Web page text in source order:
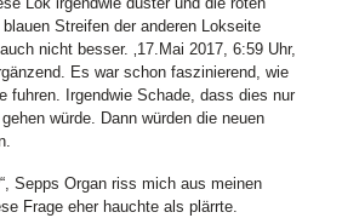
Streifen der anderen Lokseite
nicht besser. ‚17.Mai 2017, 6:59 Uhr,
Es war schon faszinierend, wie
fuhren. Irgendwie Schade, dass dies nur
würde. Dann würden die neuen
Sepps Organ riss mich aus meinen
Frage eher hauchte als plärrte.